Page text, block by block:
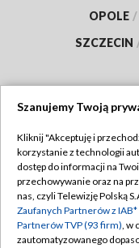
OPOLE /
SZCZECIN
Abonament TVP
Emisja w TVP
Centrum informacji
Szanujemy Twoją
Kliknij "Akceptuję i
korzystanie z technologii
dostęp do informacji na
przechowywanie oraz na
nas, czyli Telewizję Polską
Zaufanych Partnerów z
Partnerów TVP (93 firm), w
zautomatyzowanego